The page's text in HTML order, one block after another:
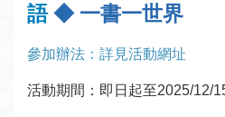
語◆ 一書一世界
參加辦法 ：詳見活動網址
活動期間：即日起至2025/12/